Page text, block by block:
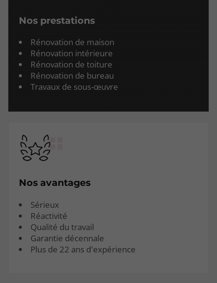
Nos prestations
Rénovation de maison
Rénovation intérieure
Rénovation de toiture
Rénovation de bureau
Travaux de sous-œuvre
Nos avantages
Sérieux
Réactivité
Qualité du travail
Garantie décennale
Plus de 22 ans d'expérience